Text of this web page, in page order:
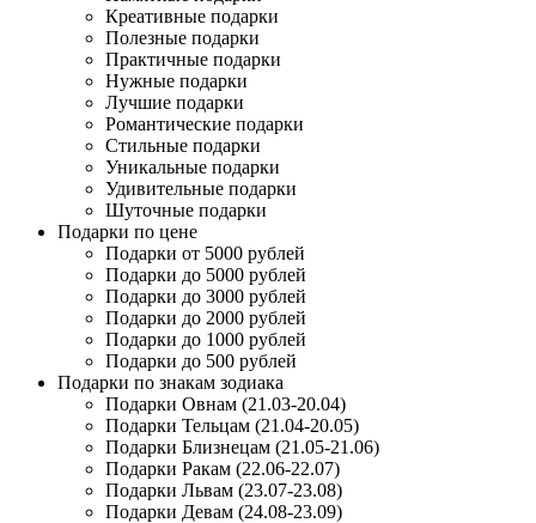
Креативные подарки
Полезные подарки
Практичные подарки
Нужные подарки
Лучшие подарки
Романтические подарки
Стильные подарки
Уникальные подарки
Удивительные подарки
Шуточные подарки
Подарки по цене
Подарки от 5000 рублей
Подарки до 5000 рублей
Подарки до 3000 рублей
Подарки до 2000 рублей
Подарки до 1000 рублей
Подарки до 500 рублей
Подарки по знакам зодиака
Подарки Овнам (21.03-20.04)
Подарки Тельцам (21.04-20.05)
Подарки Близнецам (21.05-21.06)
Подарки Ракам (22.06-22.07)
Подарки Львам (23.07-23.08)
Подарки Девам (24.08-23.09)